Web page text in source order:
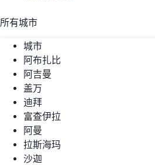
所有城市
城市
阿布扎比
阿吉曼
盖万
迪拜
富查伊拉
阿曼
拉斯海玛
沙迦